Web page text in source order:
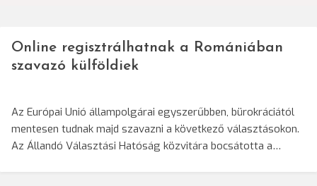
Online regisztrálhatnak a Romániában
szavazó külföldiek
Az Európai Unió állampolgárai egyszerűbben, bürokráciától
mentesen tudnak majd szavazni a következő választásokon.
Az Állandó Választási Hatóság közvitára bocsátotta a…